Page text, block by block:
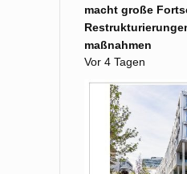
macht große
maß­nahmen
Vor 4 Tagen